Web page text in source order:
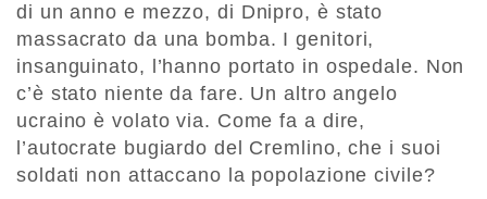
di un anno e mezzo, di Dnipro, è stato
massacrato da una bomba. I genitori,
insanguinato, l’hanno portato in ospedale. Non
c’è stato niente da fare. Un altro angelo
ucraino è volato via. Come fa a dire,
l’autocrate bugiardo del Cremlino, che i suoi
soldati non attaccano la popolazione civile?